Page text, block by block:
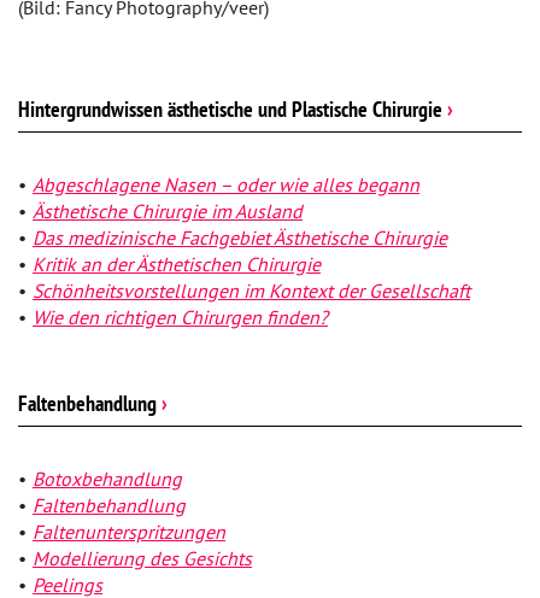
(Bild: Fancy Photography/veer)
Hintergrundwissen ästhetische und Plastische Chirurgie ›
Abgeschlagene Nasen – oder wie alles begann
Ästhetische Chirurgie im Ausland
Das medizinische Fachgebiet Ästhetische Chirurgie
Kritik an der Ästhetischen Chirurgie
Schönheitsvorstellungen im Kontext der Gesellschaft
Wie den richtigen Chirurgen finden?
Faltenbehandlung›
Botoxbehandlung
Faltenbehandlung
Faltenunterspritzungen
Modellierung des Gesichts
Peelings